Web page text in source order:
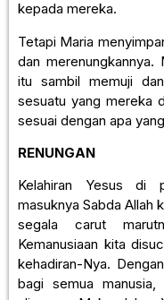
kepada mereka.
Tetapi Maria
dan merenungkannya.
itu sambil memuji
sesuatu yang mereka
sesuai dengan apa
RENUNGAN
Kelahiran Yesus di
masuknya Sabda Allah
segala carut
Kemanusiaan kita
kehadiran-Nya.
bagi semua